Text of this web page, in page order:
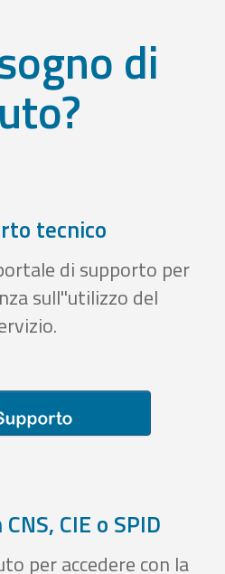
di
tecnico
di supporto per
sull''utilizzo del
CIE o SPID
per accedere con la